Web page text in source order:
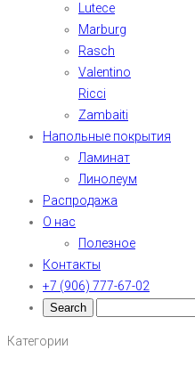
Lutece
Marburg
Rasch
Valentino
Ricci
Zambaiti
Напольные покрытия
Ламинат
Линолеум
Распродажа
О нас
Полезное
Контакты
+7 (906) 777-67-02
Категории